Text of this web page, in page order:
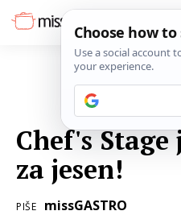
Chef's Stage
za jesen!
PIŠE missGASTRO